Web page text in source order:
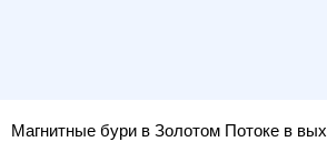
Магнитные бури в Золотом Потоке в